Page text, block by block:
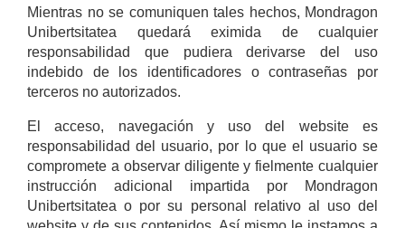
Mientras no se comuniquen tales hechos, Mondragon
Unibertsitatea quedará eximida de cualquier
responsabilidad que pudiera derivarse del uso
indebido de los identificadores o contraseñas por
terceros no autorizados.
El acceso, navegación y uso del website es
responsabilidad del usuario, por lo que el usuario se
compromete a observar diligente y fielmente cualquier
instrucción adicional impartida por Mondragon
Unibertsitatea o por su personal relativo al uso del